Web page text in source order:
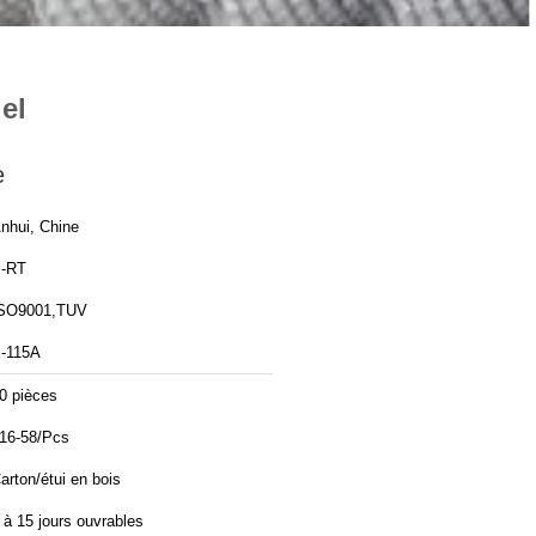
Chine
RT
115A
pièces
58/Pcs
étui en bois
à 15 jours ouvrables